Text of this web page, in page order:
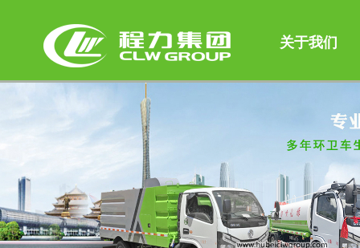
关于我们